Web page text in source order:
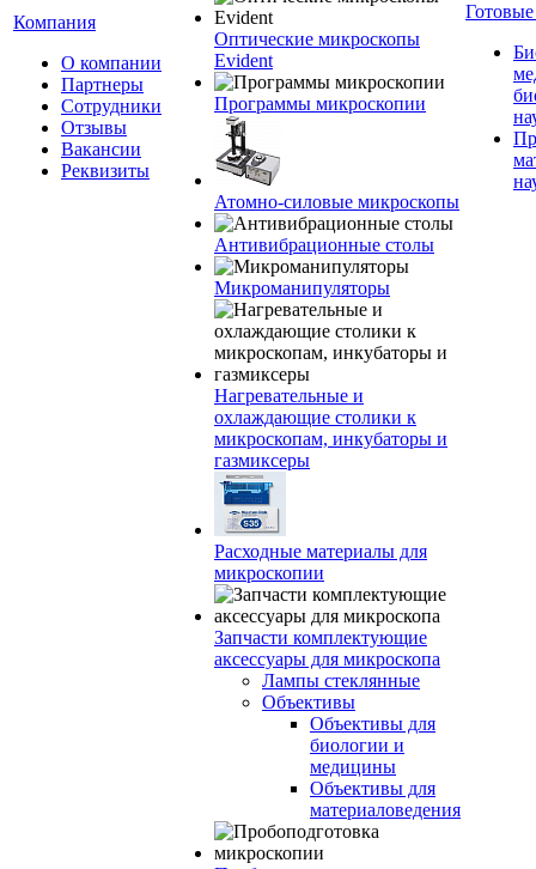
Компания
О компании
Партнеры
Сотрудники
Отзывы
Вакансии
Реквизиты
Оптические микроскопы
Evident
Программы микроскопии
Атомно-силовые микроскопы
Антивибрационные столы
Микроманипуляторы
Нагревательные и
охлаждающие столики к
микроскопам, инкубаторы и
газмиксеры
Расходные материалы для
микроскопии
Запчасти комплектующие
аксессуары для микроскопа
Лампы стеклянные
Объективы
Объективы для
биологии и
медицины
Объективы для
материаловедения